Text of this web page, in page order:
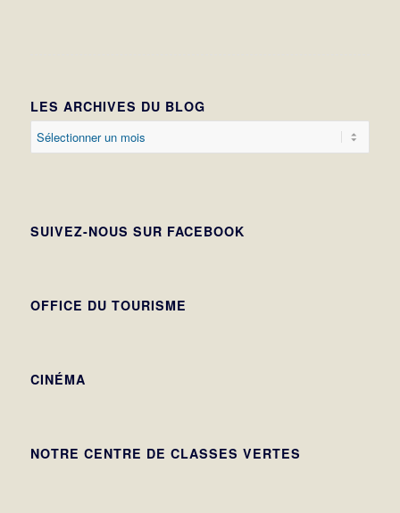
LES ARCHIVES DU BLOG
SUIVEZ-NOUS SUR FACEBOOK
OFFICE DU TOURISME
CINÉMA
NOTRE CENTRE DE CLASSES VERTES